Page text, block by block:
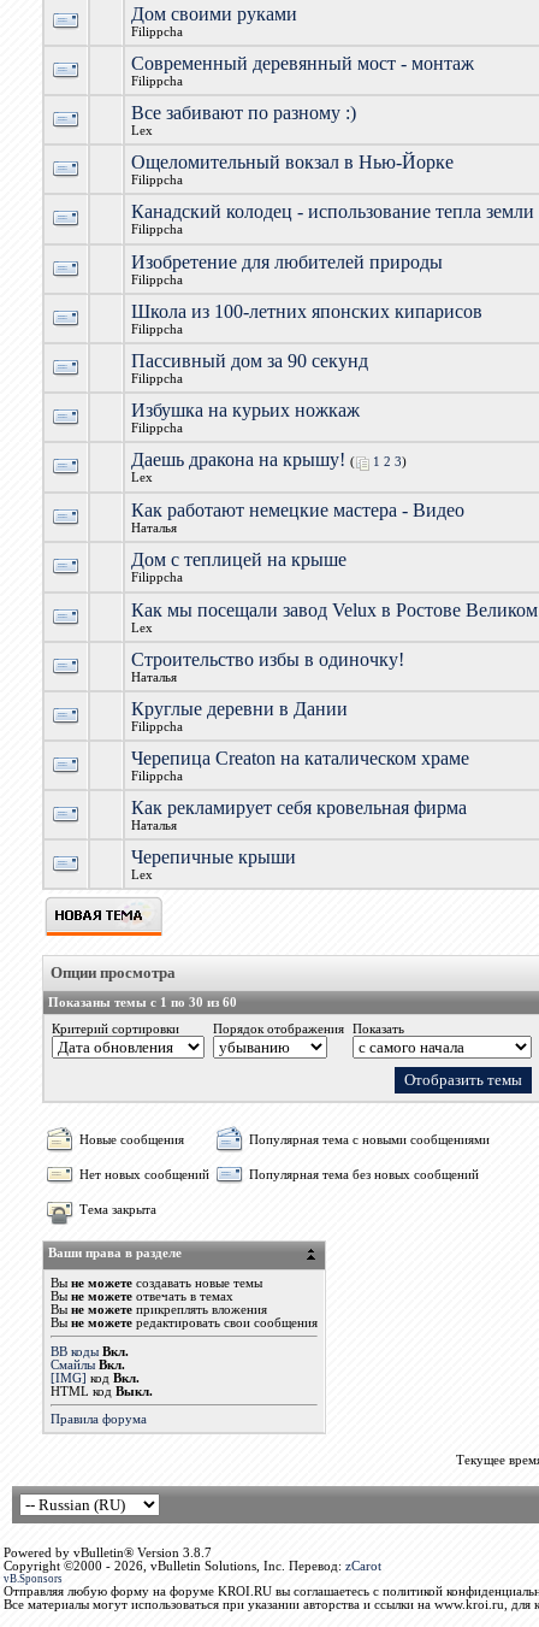
Дом своими руками
Filippcha
Современный деревянный мост - монтаж
Filippcha
Все забивают по разному :)
Lex
Ощеломительный вокзал в Нью-Йорке
Filippcha
Канадский колодец - использование тепла
Filippcha
Изобретение для любителей природы
Filippcha
Школа из 100-летних японских кипарисов
Filippcha
Пассивный дом за 90 секунд
Filippcha
Избушка на курьих ножкаж
Filippcha
Даешь дракона на крышу! ( 1 2 3)
Lex
Как работают немецкие мастера - Видео
Наталья
Дом с теплицей на крыше
Filippcha
Как мы посещали завод Velux в Ростове Великом
Lex
Строительство избы в одиночку!
Наталья
Круглые деревни в Дании
Filippcha
Черепица Creaton на каталическом храме
Filippcha
Как рекламирует себя кровельная фирма
Наталья
Черепичные крыши
Lex
Опции просмотра
Показаны темы с 1 по 30 из 60
Критерий сортировки
Порядок отображения Показать
Новые сообщения Популярная тема с новыми сообщениями
Нет новых сообщений Популярная тема без новых сообщений
Тема закрыта
Ваши права в разделе
Вы не можетесоздавать новые темы
Вы не можетеотвечать в темах
Вы не можетеприкреплять вложения
Вы не можетередактировать свои сообщения
BB коды Вкл.
Смайлы Вкл.
[IMG] код Вкл.
HTML код Выкл.
Правила форума
Текущее
Powered by vBulletin® Version 3.8.7
Copyright ©2000 - 2026, vBulletin Solutions, Inc. Перевод: zCarot
vB.Sponsors
Отправляя любую форму на форуме KROI.RU вы соглашаетесь с политикой
Все материалы могут использоваться при указании авторства и ссылки на www.kroi.ru, для